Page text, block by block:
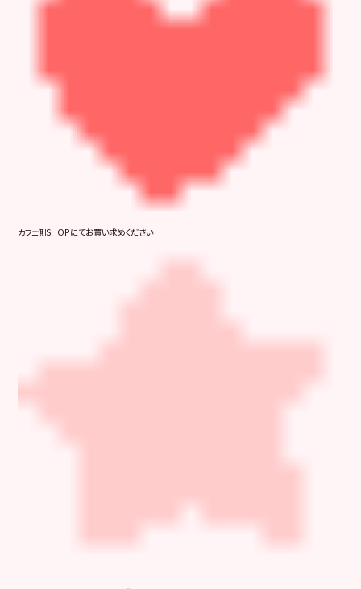
カフェ側SHOPにてお買い求めください